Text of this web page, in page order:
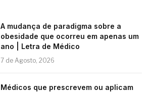
A mudança de paradigma sobre a
obesidade que ocorreu em apenas um
ano | Letra de Médico
7 de Agosto, 2026
Médicos que prescrevem ou aplicam